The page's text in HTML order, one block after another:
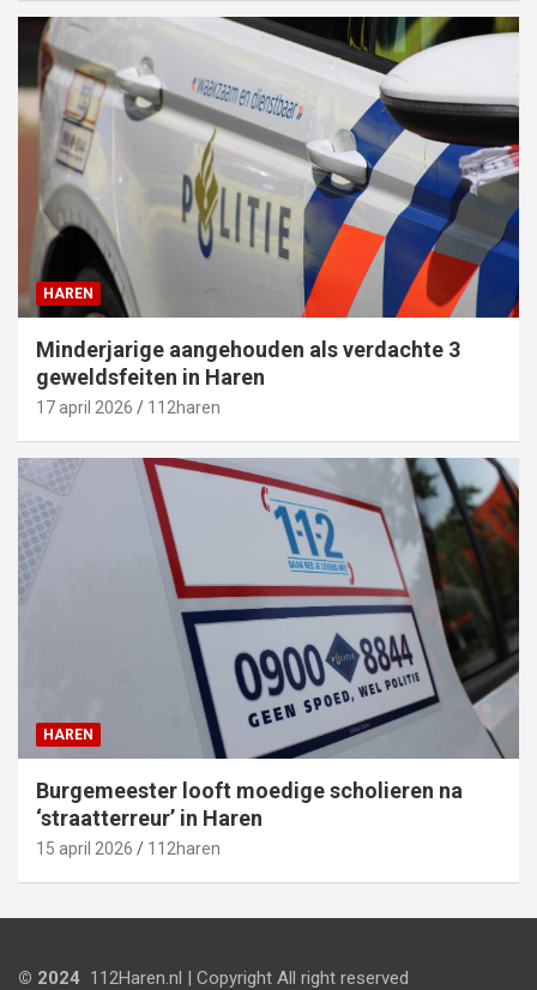
HAREN
Minderjarige aangehouden als verdachte 3
geweldsfeiten in Haren
17 april 2026 112haren
HAREN
Burgemeester looft moedige scholieren na
‘straatterreur’ in Haren
15 april 2026 112haren
© 2024 112Haren.nl | Copyright All right reserved